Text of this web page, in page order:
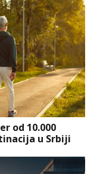
od 10.000
u Srbiji